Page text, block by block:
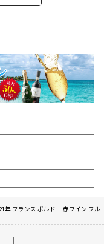
年 フランス ボルドー 赤ワイン フル